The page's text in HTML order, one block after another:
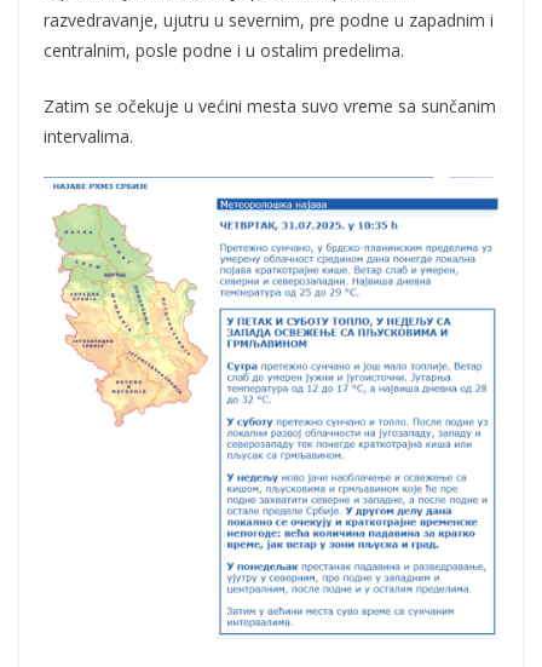
razvedravanje, ujutru u severnim, pre podne u zapadnim i
centralnim, posle podne i u ostalim predelima.
Zatim se očekuje u većini mesta suvo vreme sa sunčanim
intervalima.